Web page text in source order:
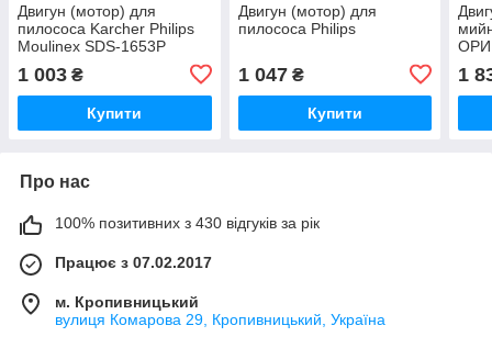
Двигун (мотор) для
пилососа Karcher Philips
Moulinex SDS-1653P
1 003 ₴
Купити
Двигун (мотор) для
пилососа Philips
1 047₴
Купити
1
Про нас
100% позитивних з 430 відгуків за рік
Працює з 07.02.2017
м. Кропивницький
вулиця Комарова 29, Кропивницький, Україна